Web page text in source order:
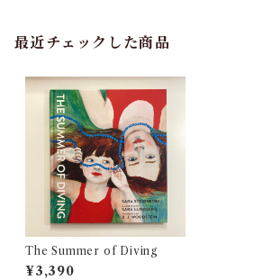
最近チェックした商品
The Summer of Diving
¥3,390